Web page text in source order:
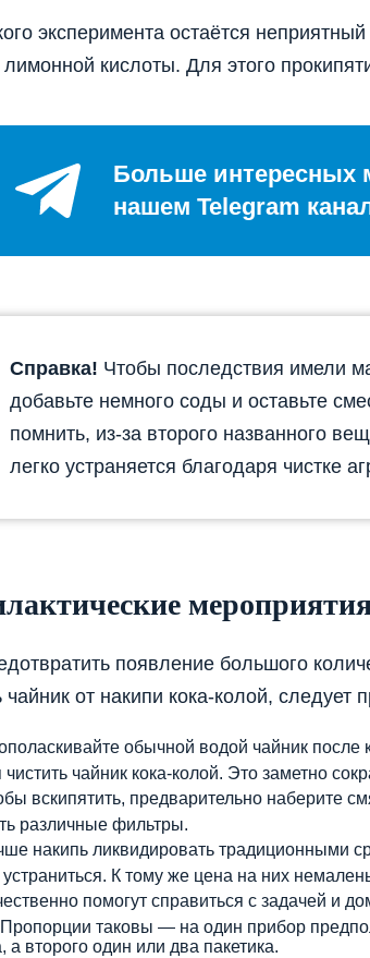
эксперимента остаётся
кислоты. Для этого
Больше интересных
нашем Telegram
Справка! Чтобы последствия имели
добавьте немного соды и оставьте
помнить, из-за второго названного
легко устраняется благодаря чистке
появление большого
чайник от накипи кока-колой,
обычной водой чайник после
чистить чайник кока-колой. Это заметно
вскипятить, предварительно наберите
различные фильтры.
накипь ликвидировать традиционными
К тому же цена на них
помогут справиться с задачей и
Пропорции таковы — на один прибор
а второго один или два пакетика.